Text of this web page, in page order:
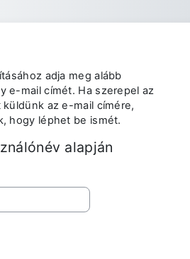
adja meg alább
e-mail címét. Ha szerepel az
az e-mail címére,
hogy léphet be ismét.
alapján
alapján